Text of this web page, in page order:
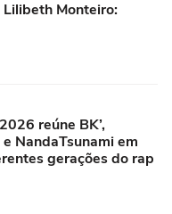
Monteiro:
reúne BK’,
NandaTsunami em
gerações do rap